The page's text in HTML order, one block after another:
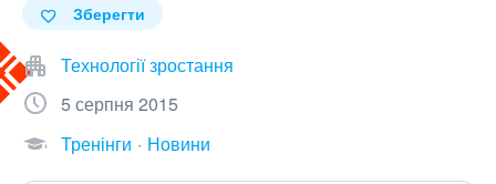
Зберегти
Технології зростання
5 серпня 2015
Тренінги
Новини